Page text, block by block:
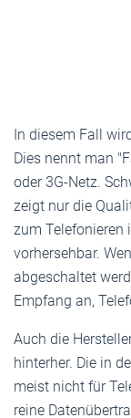
In diesem Fall
Dies nennt man
oder 3G-Netz.
zeigt nur die
zum Telefonieren
vorhersehbar.
abgeschaltet
Empfang an,
Auch die
hinterher. Die in
meist nicht für
reine